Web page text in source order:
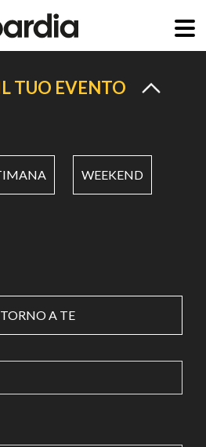
TUO EVENTO
WEEKEND
A TE